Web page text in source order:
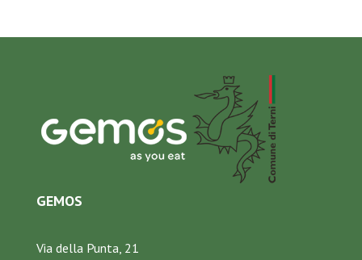
GEMOS
Via della Punta, 21